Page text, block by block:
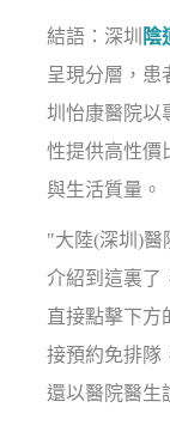
結語：深圳 陰
呈現分層，患
圳怡康醫院以
性提供高性價
與生活質量。
"大陸(深圳)醫
介紹到這裏了
直接點擊下方
接預約免排隊
還以醫院醫生